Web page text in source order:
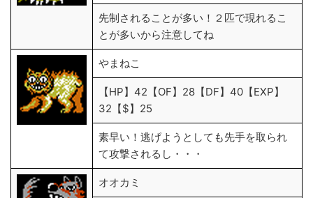
先制されることが多い！２匹で現れるこ
とが多いから注意してね
やまねこ
【HP】42【OF】28【DF】40【EXP】
32【$】25
素早い！逃げようとしても先手を取られ
て攻撃されるし・・・
オオカミ